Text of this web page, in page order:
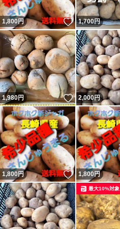
1,800 円 いいね！
1,700円
1,980円 いいね！
2,000円
1,800 円 いいね！
1,800 円
最大10%対象